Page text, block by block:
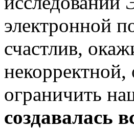
электронной
счастлив,
некорректной,
ограничить
создавалась